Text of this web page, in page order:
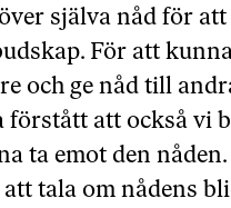
själva nåd för att
För att
och ge nåd till
förstått att också vi
ta emot den
tala om nådens